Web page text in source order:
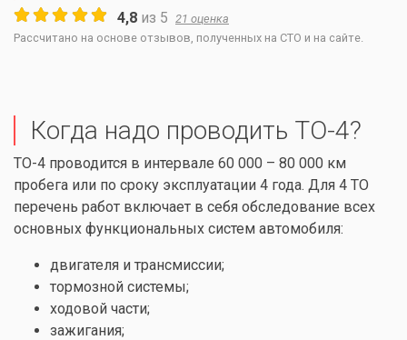
4,8 из 5 21 оценка
Рассчитано на основе отзывов, полученных на СТО и на сайте.
Когда надо проводить ТО-4?
ТО-4 проводится в интервале 60 000 – 80 000 км
пробега или по сроку эксплуатации 4 года. Для 4 ТО
перечень работ включает в себя обследование всех
основных функциональных систем автомобиля:
двигателя и трансмиссии;
тормозной системы;
ходовой части;
зажигания;